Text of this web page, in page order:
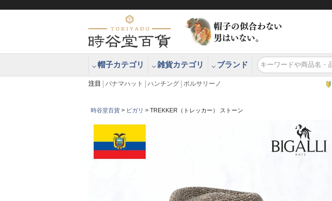
帽子カテゴリ 雑貨カテゴリ ブランド
注目 パナマハット ハンチング ボルサリーノ
時谷堂百貨 ビガリ TREKKER（トレッカー） ストーン